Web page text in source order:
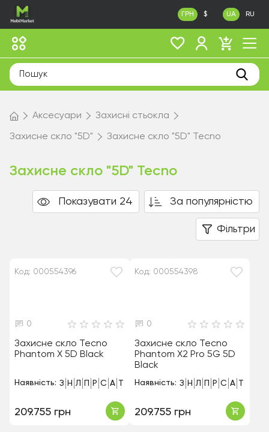
ГРН $ UA RU
Аксесуари Захисні стьокла
Захисне скло "5D" Захисне скло "5D" Tecno
Захисне скло "5D" Tecno
Показувати 24 За популярністю
Фільтри
Код: 000554396
0
Захисне скло Tecno
Phantom X 5D Black
Наявність: З Н Л П Р С А Т
209.755 грн
Код: 000554398
0
Захисне скло Tecno
Phantom X2 Pro 5G 5D
Black
Наявність: З Н Л П Р С А Т
209.755 грн